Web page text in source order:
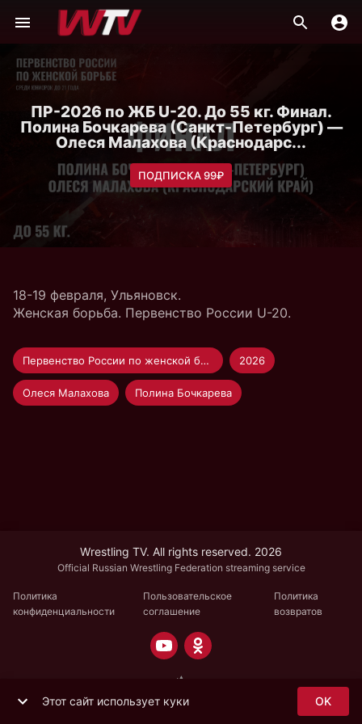
ПР-2026 по ЖБ U-20. До 55 кг. Финал.
Полина Бочкарева (Санкт-Петербург) —
Олеся Малахова (Краснодарс...
ПОДПИСКА 99₽
18-19 февраля, Ульяновск.
Женская борьба. Первенство России U-20.
Первенство России по женской борьбе U-20 2026
Олеся Малахова Полина Бочкарева
Wrestling TV. All rights reserved. 2026
Official Russian Wrestling Federation streaming service
Политика
конфиденциальности
Пользовательское
соглашение
Политика
возвратов
Этот сайт использует куки OK